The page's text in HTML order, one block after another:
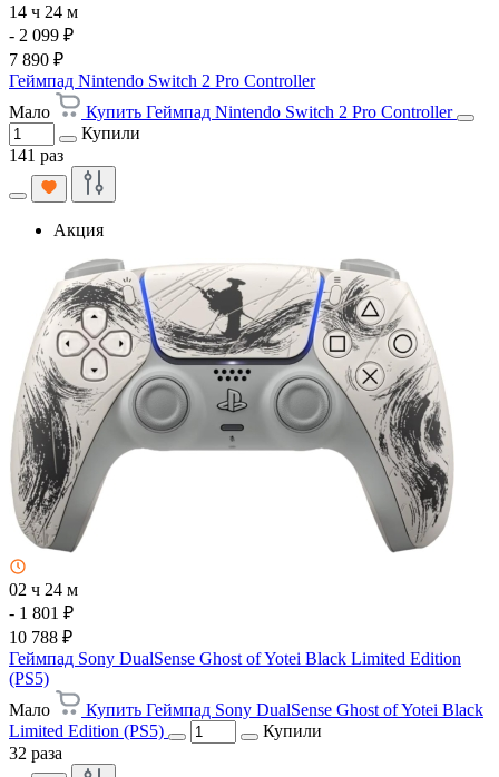
14 ч 24 м
- 2 099 ₽
7 890 ₽
Геймпад Nintendo Switch 2 Pro Controller
Мало
Купить Геймпад Nintendo Switch 2 Pro Controller
Купили
141 раз
Акция
02 ч 24 м
- 1 801 ₽
10 788 ₽
Геймпад Sony DualSense Ghost of Yotei Black Limited Edition
(PS5)
Мало
Купить Геймпад Sony DualSense Ghost of Yotei Black
Limited Edition (PS5)
Купили
32 раза